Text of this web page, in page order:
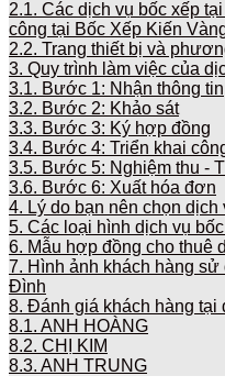
2.1. Các dịch vụ bốc xếp
công tại Bốc Xếp Kiến
2.2. Trang thiết bị và
3. Quy trình làm việc của
3.1. Bước 1: Nhận thông tin
3.2. Bước 2: Khảo sát
3.3. Bước 3: Ký hợp đồng
3.4. Bước 4: Triển khai
3.5. Bước 5: Nghiệm thu -
3.6. Bước 6: Xuất hóa đơn
4. Lý do bạn nên chọn
5. Các loại hình dịch vụ
6. Mẫu hợp đồng cho thuê
7. Hình ảnh khách hàng
Đình
8. Đánh giá khách hàng
8.1. ANH HOÀNG
8.2. CHỊ KIM
8.3. ANH TRUNG